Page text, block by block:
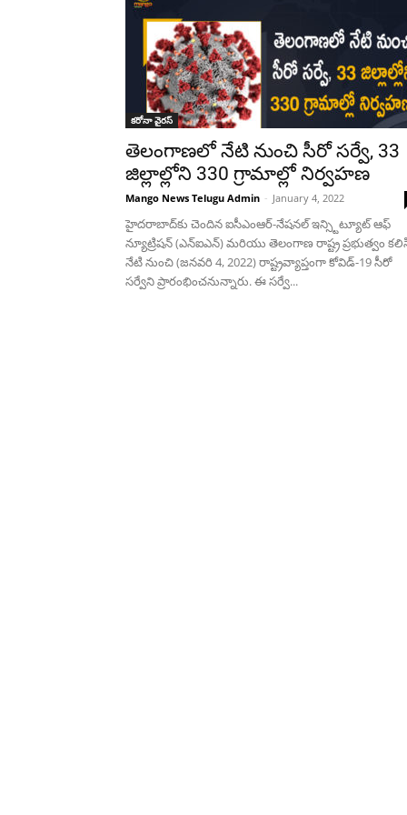
కరోనా వైరస్
తెలంగాణలో నేటి నుంచి సీరో సర్వే, 33
జిల్లాల్లోని 330 గ్రామాల్లో నిర్వహణ
Mango News Telugu Admin - January 4, 2022
హైదరాబాద్‌కు చెందిన ఐసీఎంఆర్-నేషనల్ ఇన్స్టిట్యూట్ ఆఫ్
న్యూట్రిషన్ (ఎన్ఐఎన్) మరియు తెలంగాణ రాష్ట్ర ప్రభుత్వం
నేటి నుంచి (జనవరి 4, 2022) రాష్ట్రవ్యాప్తంగా కోవిడ్-19 సీరో
సర్వేని ప్రారంభించనున్నారు. ఈ సర్వే...